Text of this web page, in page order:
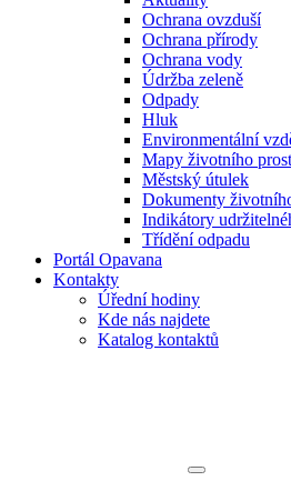
Ochrana ovzduší
Ochrana přírody
Ochrana vody
Údržba zeleně
Odpady
Hluk
Environmentální
Mapy životního
Městský útulek
Dokumenty
Indikátory
Třídění odpadu
Portál Opavana
Kontakty
Úřední hodiny
Kde nás najdete
Katalog kontaktů